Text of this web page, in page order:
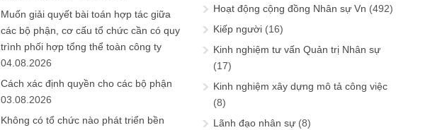
Muốn giải quyết bài toán hợp tác giữa
các bộ phận, cơ cấu tổ chức cần có quy
trình phối hợp tổng thể toàn công ty
04.08.2026
Cách xác định quyền cho các bộ phận
03.08.2026
Không có tổ chức nào phát triển bền
Hoạt động cộng đồng Nhân sự Vn (492)
Kiếp người (16)
Kinh nghiệm tư vấn Quản trị Nhân sự
(17)
Kinh nghiệm xây dựng mô tả công việc
(8)
Lãnh đạo nhân sự (8)